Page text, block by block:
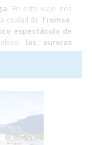
. En este viaje nos
ciudad de Tromsø,
espectáculo de
las auroras
estaremos en la
excursión a un
ciudad y hacer un